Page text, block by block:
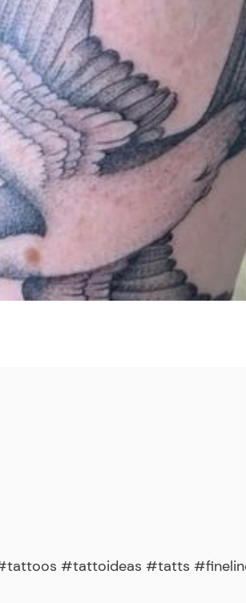
#tattoideas #tatts